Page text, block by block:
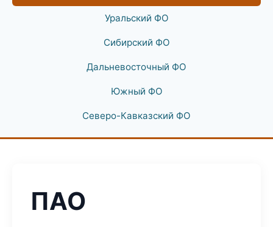
Уральский ФО
Сибирский ФО
Дальневосточный ФО
Южный ФО
Северо-Кавказский ФО
ПАО